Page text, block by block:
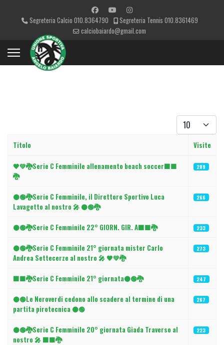
Segreteria Calcio 010.8364790
Segreteria Tennis 010.8361469
calciobaiardo@gmail.com
Visualizza #
Titolo Visite
🖤💚🐉Serie C Femminile allenamento beach soccer⬛🟩
🐉
289
⚫🟢🐉Serie C Femminile, il Direttore Sportivo Luca
Lavagetto al nostro 🎤 ⚫🟢🐉
266
⚫🟢🐉Serie C Femminile 22° GIORN. GIR. A⬛🟩🐉 233
⚫🟢🐉Serie C Femminile 21° giornata mister Carlo
Andrea Settecerze al nostro 🎤 🖤💚🐉
273
⬛🟩🐉Serie C Femminile 21° giornata⚫🟢🐉 247
⚫️🟢Le Neroverdi cedono allo scadere al termine di una
partita pirotecnica ⚫️🟢
267
⚫🟢🐉Serie C Femminile 20° giornata Giada Traverso al
nostro 🎤 ⬛🟩🐉
223